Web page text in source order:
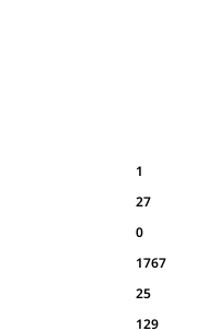
1
27
0
1767
25
129